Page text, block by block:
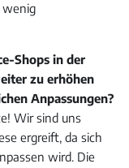
wenig
Shops in der
zu erhöhen
Anpassungen?
Wir sind uns
ergreift, da sich
wird. Die